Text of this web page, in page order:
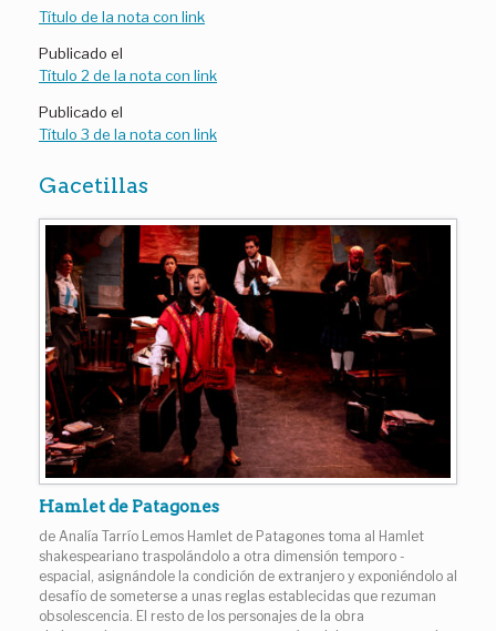
Título de la nota con link
Publicado el
Título 2 de la nota con link
Publicado el
Título 3 de la nota con link
Gacetillas
Hamlet de Patagones
de Analía Tarrío Lemos Hamlet de Patagones toma al Hamlet
shakespeariano traspolándolo a otra dimensión temporo -
espacial, asignándole la condición de extranjero y exponiéndolo al
desafío de someterse a unas reglas establecidas que rezuman
obsolescencia. El resto de los personajes de la obra